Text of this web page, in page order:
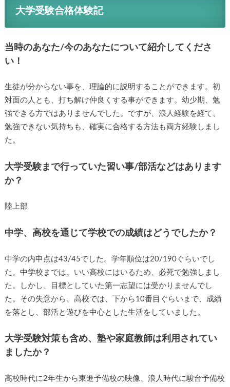
大学受験合格体験記
当時のあなた/今のあなたについて紹介してくださ
い！
生徒が分からない事を、理論的に説明することができます。初
対面の人とも、打ち解け仲良くする事ができます。幼少期、勉
強できる方ではありませんでした。ですが、浪人経験を経て、
勉強できない気持ちも、確実に合格する方法も両方経験しまし
た。
大学受験まで行っていた習い事/部活などはあります
か？
陸上部
中学、高校を通じて学校での成績はどうでしたか？
中学の内申点は43/45でした。学年順位は20/190ぐらいでし
た。中学校までは、いい高校にはいるため、必死で勉強しまし
た。しかし、目標としていた第一志望には受かりませんでし
た。その失意から、高校では、下から10番目ぐらいまで、成績
を落とし、部活と遊びを中心とした生活をしていました。
大学受験対策も含め、塾や家庭教師は利用されてい
ましたか？
高校時代に2年生から東進予備校の映像、浪人時代に駿台予備校